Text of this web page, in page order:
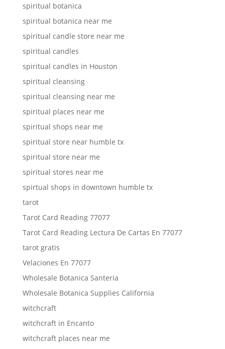
spiritual botanica
spiritual botanica near me
spiritual candle store near me
spiritual candles
spiritual candles in Houston
spiritual cleansing
spiritual cleansing near me
spiritual places near me
spiritual shops near me
spiritual store near humble tx
spiritual store near me
spiritual stores near me
spirtual shops in downtown humble tx
tarot
Tarot Card Reading 77077
Tarot Card Reading Lectura De Cartas En 77077
tarot gratis
Velaciones En 77077
Wholesale Botanica Santeria
Wholesale Botanica Supplies California
witchcraft
witchcraft in Encanto
witchcraft places near me